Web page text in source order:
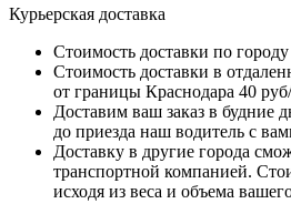
Курьерская доставка
Стоимость доставки по
Стоимость доставки в
от границы Краснодара 40
Доставим ваш заказ в будние
до приезда наш водитель с
Доставку в другие города
транспортной компанией.
исходя из веса и объема